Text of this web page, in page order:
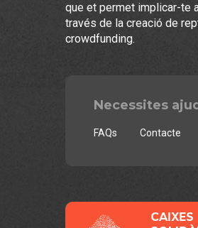
que et permet implicar-te
través de la creació de
crowdfunding.
Necessites
FAQs Contacte
CAIXES